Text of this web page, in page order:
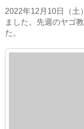
2022年12月10日（土
ました。先週のヤゴ
た。